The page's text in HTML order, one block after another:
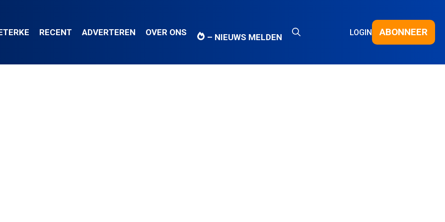
RECENT ADVERTEREN OVER ONS – NIEUWS MELDEN LOGIN ABONNEER